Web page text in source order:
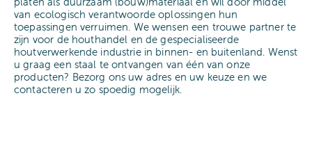
van ecologisch verantwoorde oplossingen hun
toepassingen verruimen. We wensen een trouwe partner te
zijn voor de houthandel en de gespecialiseerde
houtverwerkende industrie in binnen- en buitenland. Wenst
u graag een staal te ontvangen van één van onze
producten? Bezorg ons uw adres en uw keuze en we
contacteren u zo spoedig mogelijk.